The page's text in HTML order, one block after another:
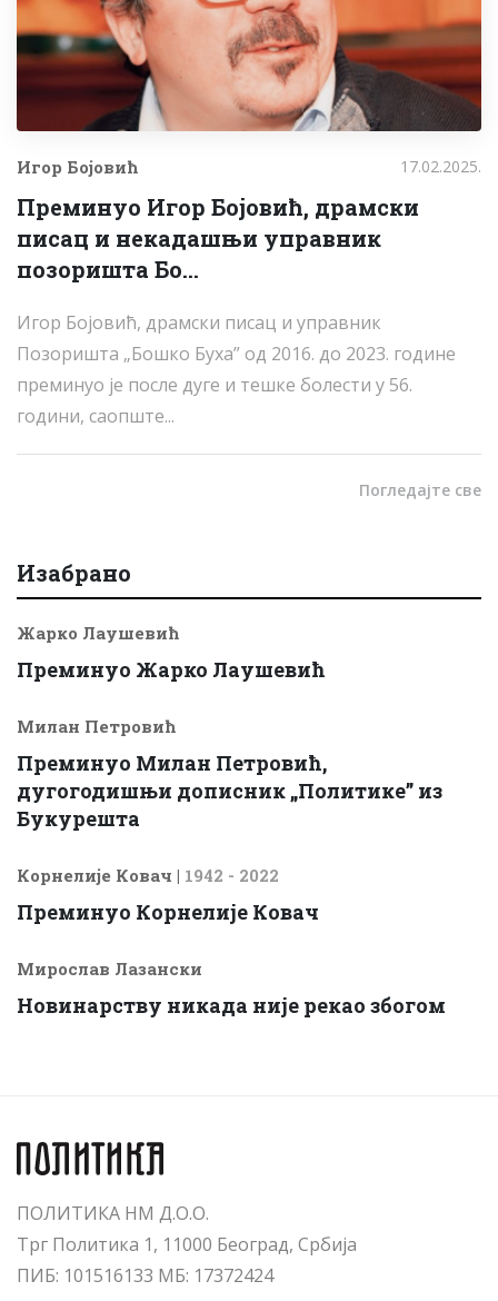
Игор Бојовић 17.02.2025.
Преминуо Игор Бојовић, драмски
писац и некадашњи управник
позоришта Бо...
Игор Бојовић, драмски писац и управник
Позоришта „Бошко Буха” од 2016. до 2023. године
преминуо је после дуге и тешке болести у 56.
години, саопште...
Погледајте све
Изабрано
Жарко Лаушевић
Преминуо Жарко Лаушевић
Милан Петровић
Преминуо Милан Петровић,
дугогодишњи дописник „Политике” из
Букурешта
Корнелије Ковач | 1942 - 2022
Преминуо Корнелије Ковач
Мирослав Лазански
Новинарству никада није рекао збогом
ПОЛИТИКА НМ Д.О.О.
Трг Политика 1, 11000 Београд, Србија
ПИБ: 101516133 МБ: 17372424